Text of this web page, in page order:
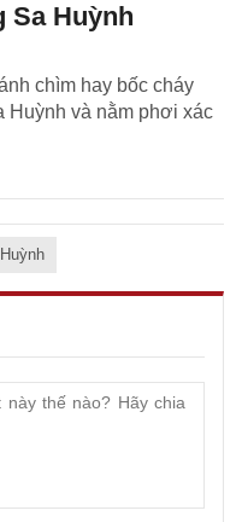
Sa Huỳnh
chìm hay bốc cháy
Huỳnh và nằm phơi xác